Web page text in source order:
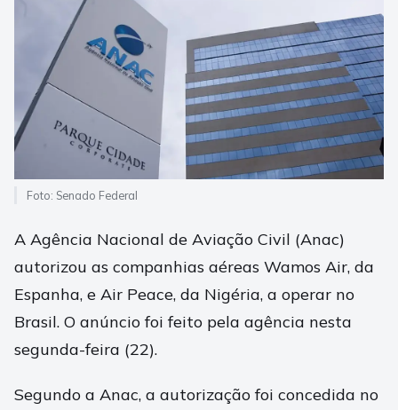
Foto: Senado Federal
A Agência Nacional de Aviação Civil (Anac)
autorizou as companhias aéreas Wamos Air, da
Espanha, e Air Peace, da Nigéria, a operar no
Brasil. O anúncio foi feito pela agência nesta
segunda-feira (22).
Segundo a Anac, a autorização foi concedida no